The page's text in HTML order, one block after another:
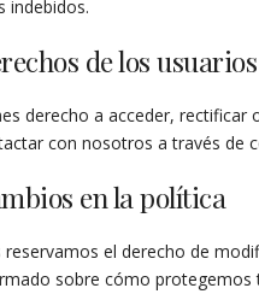
indebidos.
de los usuarios
derecho a acceder, rectificar
con nosotros a través de
en la política
reservamos el derecho de
sobre cómo protegemos